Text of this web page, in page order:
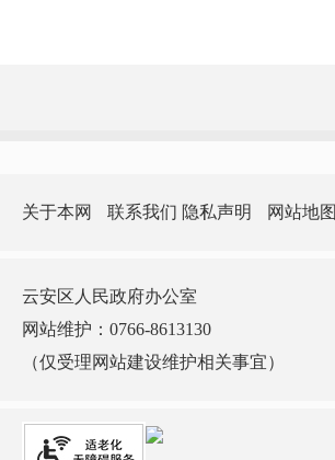
关于本网 联系我们 隐私声明 网站地图
云安区人民政府办公室
网站维护：0766-8613130
（仅受理网站建设维护相关事宜）